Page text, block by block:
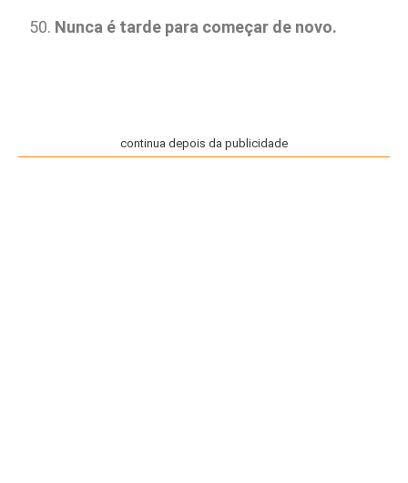
Nunca é tarde para começar de novo.
continua depois da publicidade